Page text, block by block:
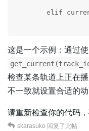
这是一个示例：通过使
检查某条轨道上正在
不一致就设置合适的
请重新检查你的代码
skarasuko 回复了此帖